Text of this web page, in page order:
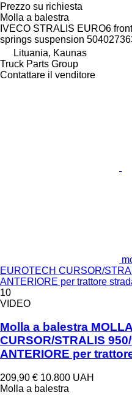
Prezzo su richiesta
Molla a balestra
IVECO STRALIS EURO6
springs suspension
Lituania, Kaunas
Truck Parts Group
Contattare il venditore
EUROTECH CURSOR/
ANTERIORE per trattore
10
VIDEO
Molla a balestra
CURSOR/STRALIS
ANTERIORE per
209,90 € 10.800 UAH
Molla a balestra